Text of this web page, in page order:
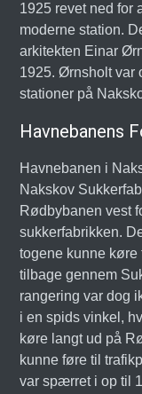
1925 revet ned for
moderne station.
arkitekten Einar
1925. Ørnsholt var
stationer på
Havnebanens
Havnebanen i
Nakskov
Rødbybanen vest
sukkerfabrikken.
togene kunne køre
tilbage gennem
rangering var dog
i en spids vinkel,
køre langt ud på
kunne føre til
var spærret i op til